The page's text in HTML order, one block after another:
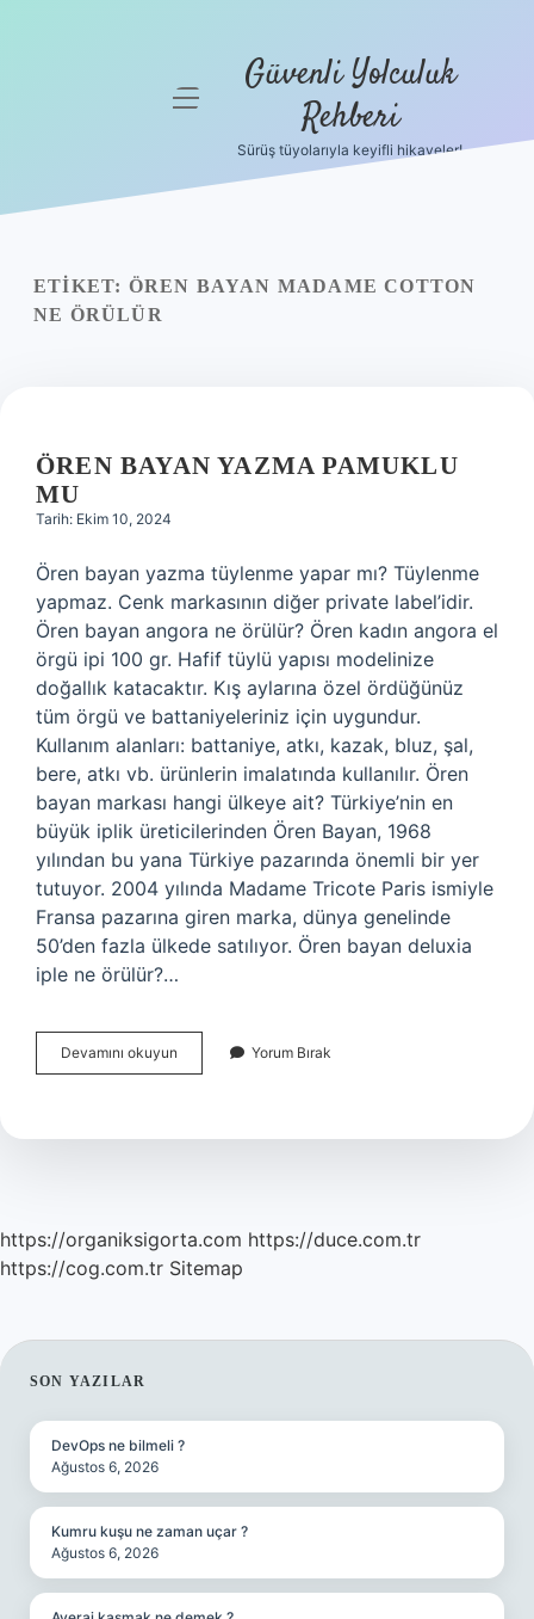
Yasal Uyarı
menüyü Güvenli Yolculuk
Rehberi
Sürüş tüyolarıyla keyifli hikayeler!
ETIKET: ÖREN BAYAN MADAME COTTON
NE ÖRÜLÜR
ÖREN BAYAN YAZMA PAMUKLU
MU
Tarih: Ekim 10, 2024
Ören bayan yazma tüylenme yapar mı? Tüylenme
yapmaz. Cenk markasının diğer private label’idir.
Ören bayan angora ne örülür? Ören kadın angora el
örgü ipi 100 gr. Hafif tüylü yapısı modelinize
doğallık katacaktır. Kış aylarına özel ördüğünüz
tüm örgü ve battaniyeleriniz için uygundur.
Kullanım alanları: battaniye, atkı, kazak, bluz, şal,
bere, atkı vb. ürünlerin imalatında kullanılır. Ören
bayan markası hangi ülkeye ait? Türkiye’nin en
büyük iplik üreticilerinden Ören Bayan, 1968
yılından bu yana Türkiye pazarında önemli bir yer
tutuyor. 2004 yılında Madame Tricote Paris ismiyle
Fransa pazarına giren marka, dünya genelinde
50’den fazla ülkede satılıyor. Ören bayan deluxia
iple ne örülür?…
Devamını okuyun
Bayan
Mu
Yorum Bırak
https://organiksigorta.com https://duce.com.tr
https://cog.com.tr Sitemap
SIDEBAR
SON YAZILAR
DevOps ne bilmeli ?
Ağustos 6, 2026
Kumru kuşu ne zaman uçar ?
Ağustos 6, 2026